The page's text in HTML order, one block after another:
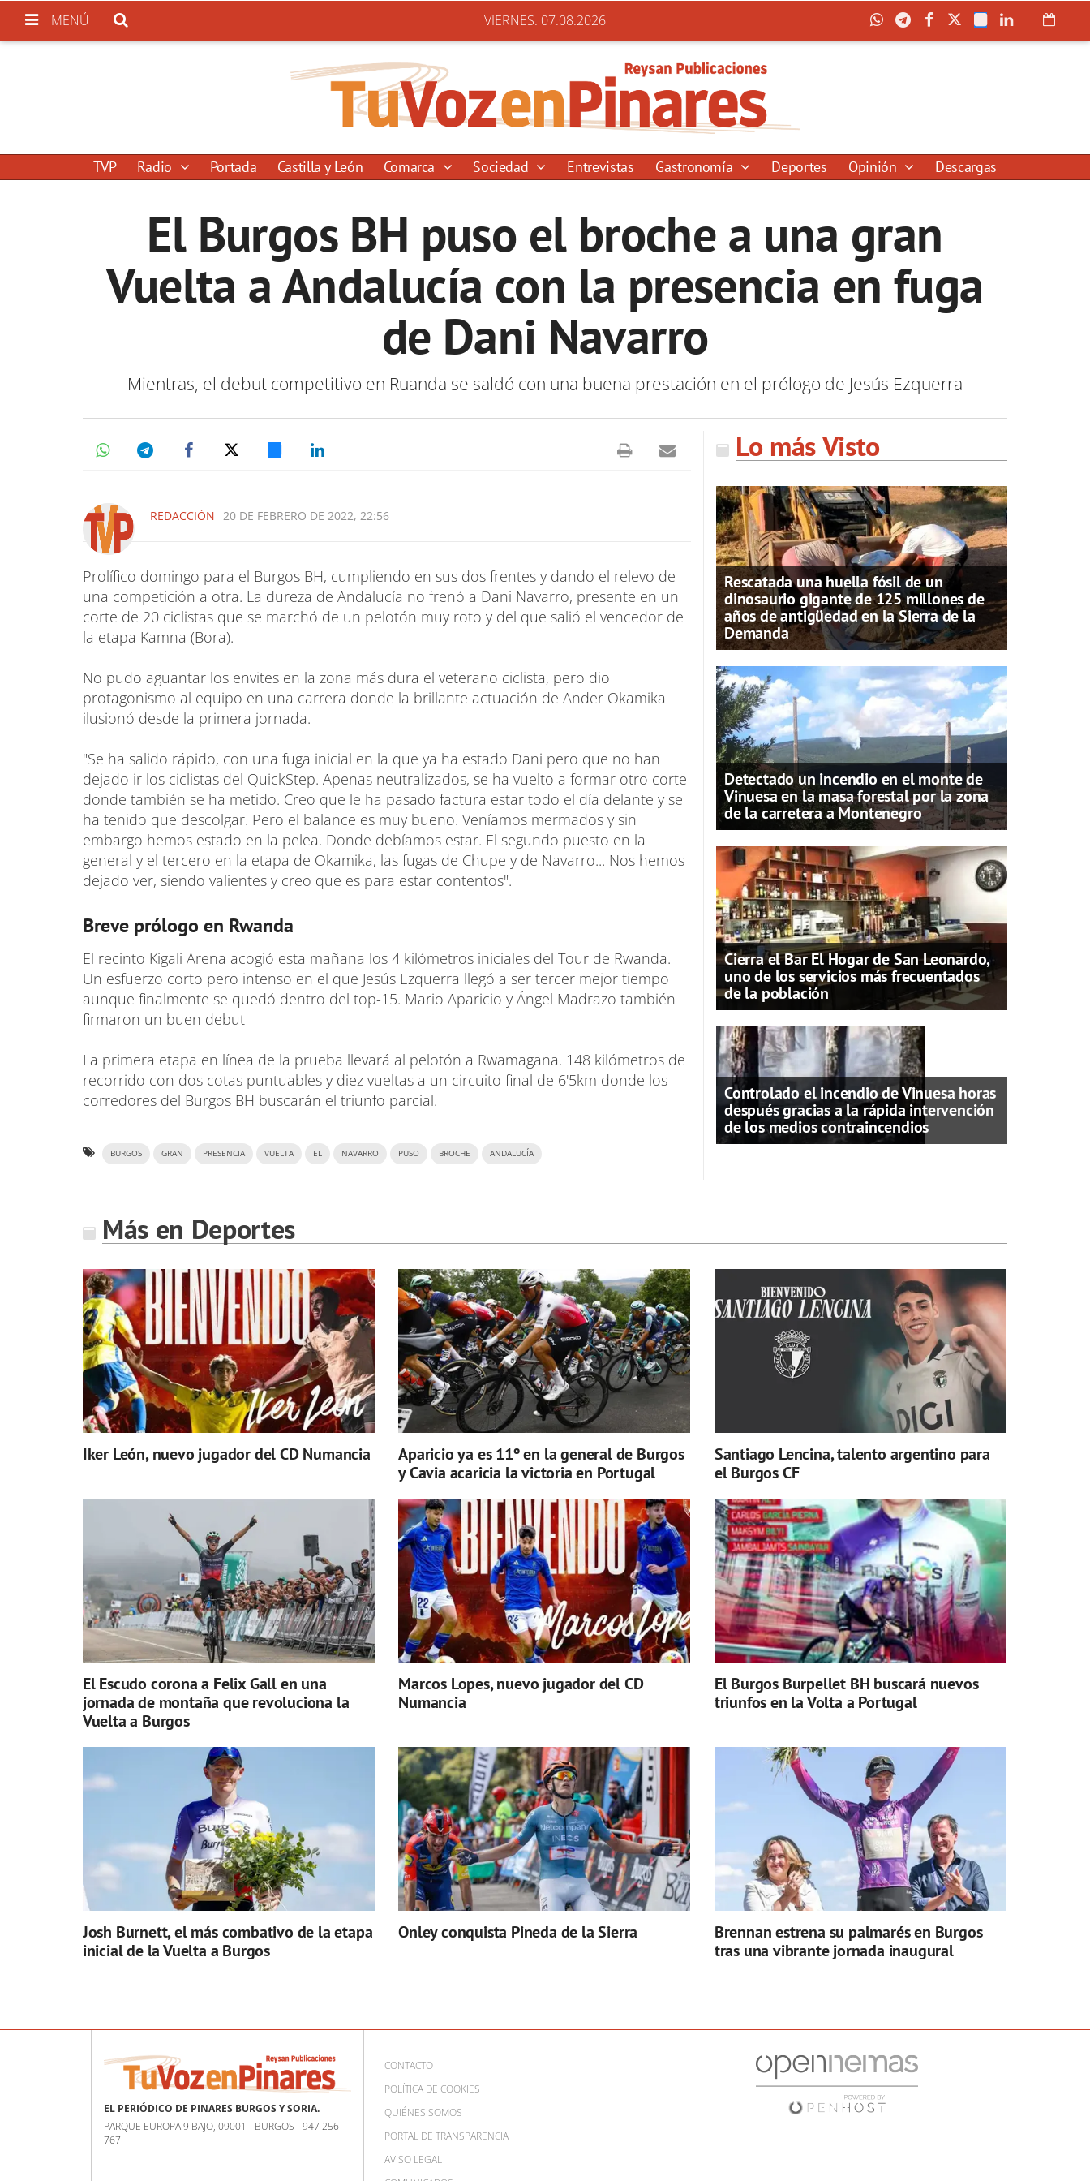
MENÚ VIERNES. 07.08.2026
TVP Radio Portada Castilla y León Comarca Sociedad Entrevistas Gastronomía Deportes Opinión Descargas
El Burgos BH puso el broche a una gran
Vuelta a Andalucía con la presencia en fuga
de Dani Navarro
Mientras, el debut competitivo en Ruanda se saldó con una buena prestación en el prólogo de Jesús Ezquerra
REDACCIÓN 20 DE FEBRERO DE 2022, 22:56
Prolífico domingo para el Burgos BH, cumpliendo en sus dos frentes y dando el relevo de
una competición a otra. La dureza de Andalucía no frenó a Dani Navarro, presente en un
corte de 20 ciclistas que se marchó de un pelotón muy roto y del que salió el vencedor de
la etapa Kamna (Bora).
No pudo aguantar los envites en la zona más dura el veterano ciclista, pero dio
protagonismo al equipo en una carrera donde la brillante actuación de Ander Okamika
ilusionó desde la primera jornada.
"Se ha salido rápido, con una fuga inicial en la que ya ha estado Dani pero que no han
dejado ir los ciclistas del QuickStep. Apenas neutralizados, se ha vuelto a formar otro corte
donde también se ha metido. Creo que le ha pasado factura estar todo el día delante y se
ha tenido que descolgar. Pero el balance es muy bueno. Veníamos mermados y sin
embargo hemos estado en la pelea. Donde debíamos estar. El segundo puesto en la
general y el tercero en la etapa de Okamika, las fugas de Chupe y de Navarro... Nos hemos
dejado ver, siendo valientes y creo que es para estar contentos".
Breve prólogo en Rwanda
El recinto Kigali Arena acogió esta mañana los 4 kilómetros iniciales del Tour de Rwanda.
Un esfuerzo corto pero intenso en el que Jesús Ezquerra llegó a ser tercer mejor tiempo
aunque finalmente se quedó dentro del top-15. Mario Aparicio y Ángel Madrazo también
firmaron un buen debut
La primera etapa en línea de la prueba llevará al pelotón a Rwamagana. 148 kilómetros de
recorrido con dos cotas puntuables y diez vueltas a un circuito final de 6'5km donde los
corredores del Burgos BH buscarán el triunfo parcial.
BURGOS GRAN PRESENCIA VUELTA EL NAVARRO PUSO BROCHE ANDALUCÍA
Lo más Visto
Rescatada una huella fósil de un
dinosaurio gigante de 125 millones de
años de antigüedad en la Sierra de la
Demanda
Detectado un incendio en el monte de
Vinuesa en la masa forestal por la zona
de la carretera a Montenegro
Cierra el Bar El Hogar de San Leonardo,
uno de los servicios más frecuentados
de la población
Controlado el incendio de Vinuesa horas
después gracias a la rápida intervención
de los medios contraincendios
Más en Deportes
Iker León, nuevo jugador del CD Numancia
Aparicio ya es 11º en la general de Burgos
y Cavia acaricia la victoria en Portugal
Santiago Lencina, talento argentino para
el Burgos CF
El Escudo corona a Felix Gall en una
jornada de montaña que revoluciona la
Vuelta a Burgos
Marcos Lopes, nuevo jugador del CD
Numancia
El Burgos Burpellet BH buscará nuevos
triunfos en la Volta a Portugal
Josh Burnett, el más combativo de la etapa
inicial de la Vuelta a Burgos
Onley conquista Pineda de la Sierra
Brennan estrena su palmarés en Burgos
tras una vibrante jornada inaugural
EL PERIÓDICO DE PINARES BURGOS Y SORIA.
PARQUE EUROPA 9 BAJO, 09001 - BURGOS - 947 256
767
CONTACTO
POLÍTICA DE COOKIES
QUIÉNES SOMOS
PORTAL DE TRANSPARENCIA
AVISO LEGAL